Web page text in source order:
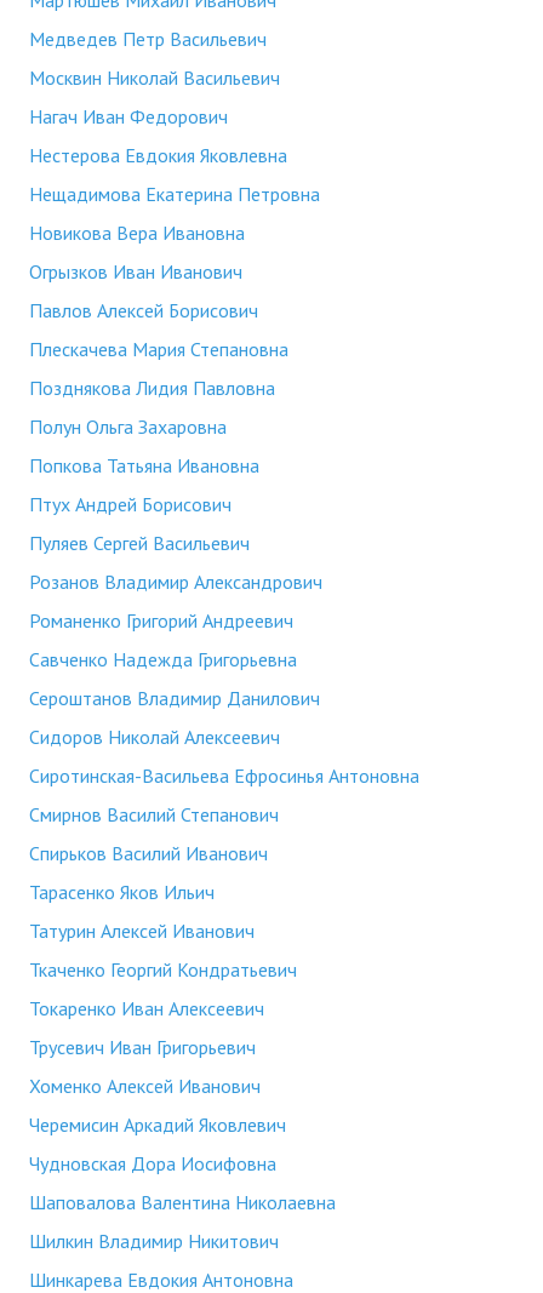
Медведев Петр Васильевич
Москвин Николай Васильевич
Нагач Иван Федорович
Нестерова Евдокия Яковлевна
Нещадимова Екатерина Петровна
Новикова Вера Ивановна
Огрызков Иван Иванович
Павлов Алексей Борисович
Плескачева Мария Степановна
Позднякова Лидия Павловна
Полун Ольга Захаровна
Попкова Татьяна Ивановна
Птух Андрей Борисович
Пуляев Сергей Васильевич
Розанов Владимир Александрович
Романенко Григорий Андреевич
Савченко Надежда Григорьевна
Сероштанов Владимир Данилович
Сидоров Николай Алексеевич
Сиротинская-Васильева Ефросинья Антоновна
Смирнов Василий Степанович
Спирьков Василий Иванович
Тарасенко Яков Ильич
Татурин Алексей Иванович
Ткаченко Георгий Кондратьевич
Токаренко Иван Алексеевич
Трусевич Иван Григорьевич
Хоменко Алексей Иванович
Черемисин Аркадий Яковлевич
Чудновская Дора Иосифовна
Шаповалова Валентина Николаевна
Шилкин Владимир Никитович
Шинкарева Евдокия Антоновна